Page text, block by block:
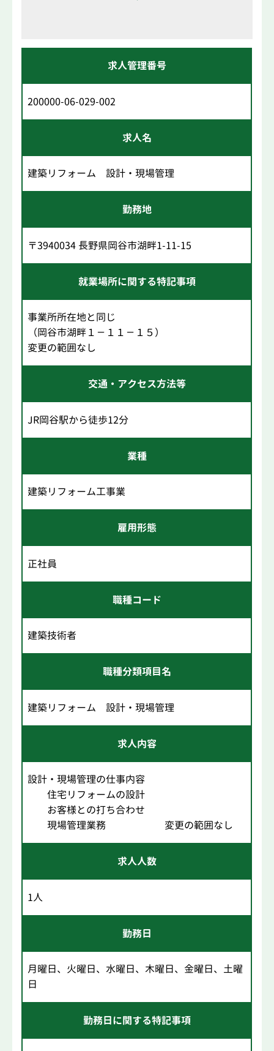
求人管理番号
200000-06-029-002
求人名
建築リフォーム 設計・現場管理
勤務地
〒3940034 長野県岡谷市湖畔1-11-15
就業場所に関する特記事項
事業所所在地と同じ
（岡谷市湖畔１－１１－１５）
変更の範囲なし
交通・アクセス方法等
JR岡谷駅から徒歩12分
業種
建築リフォーム工事業
雇用形態
正社員
職種コード
建築技術者
職種分類項目名
建築リフォーム 設計・現場管理
求人内容
設計・現場管理の仕事内容
住宅リフォームの設計
お客様との打ち合わせ
現場管理業務 変更の範囲なし
求人人数
1人
勤務日
月曜日、火曜日、水曜日、木曜日、金曜日、土曜
日
勤務日に関する特記事項